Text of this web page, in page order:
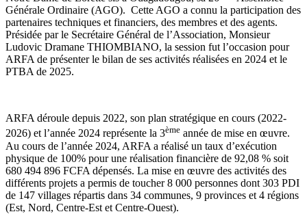
Générale Ordinaire (AGO). Cette AGO a connu la participation des
partenaires techniques et financiers, des membres et des agents.
Présidée par le Secrétaire Général de l’Association, Monsieur
Ludovic Dramane THIOMBIANO, la session fut l’occasion pour
ARFA de présenter le bilan de ses activités réalisées en 2024 et le
PTBA de 2025.
ARFA déroule depuis 2022, son plan stratégique en cours (2022-
2026) et l’année 2024 représente la 3ème année de mise en œuvre.
Au cours de l’année 2024, ARFA a réalisé un taux d’exécution
physique de 100% pour une réalisation financière de 92,08 % soit
680 494 896 FCFA dépensés. La mise en œuvre des activités des
différents projets a permis de toucher 8 000 personnes dont 303 PDI
de 147 villages répartis dans 34 communes, 9 provinces et 4 régions
(Est, Nord, Centre-Est et Centre-Ouest).